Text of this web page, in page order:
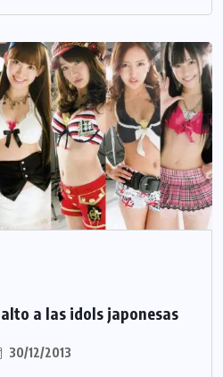
a las idols japonesas
30/12/2013